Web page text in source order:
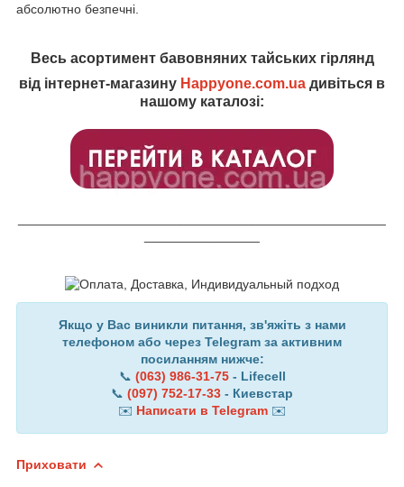
абсолютно безпечні.
Весь асортимент бавовняних тайських гірлянд
від інтернет-магазину Happyone.com.ua дивіться в
нашому каталозі:
Якщо у Вас виникли питання, зв'яжіть з нами
телефоном або через Telegram за активним
посиланням нижче:
📞 (063) 986-31-75- Lifecell
📞 (097) 752-17-33 - Киевстар
✉️ Написати в Telegram ✉️
Приховати